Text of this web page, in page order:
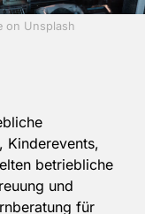
on Unsplash
Kinderevents,
betriebliche
und
für